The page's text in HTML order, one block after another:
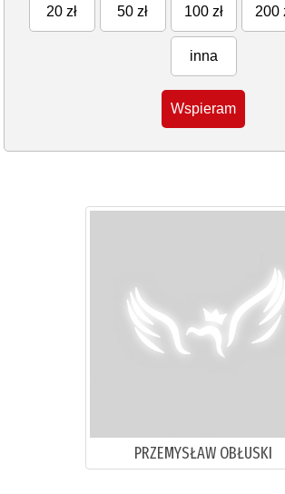
20 zł 50 zł 100 zł 200
inna
Wspieram
PRZEMYSŁAW OBŁUSKI